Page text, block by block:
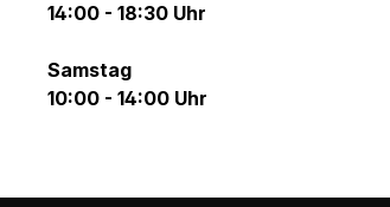
14:00 - 18:30 Uhr
Samstag
10:00 - 14:00 Uhr